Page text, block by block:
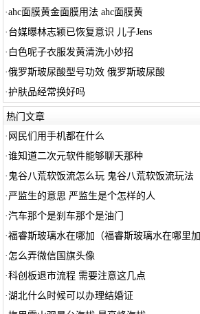
·ahc面膜黄金面膜用法 ahc面膜黄
· 台媒曝林志颖已恢复意识 儿子Jens
· 白色呢子衣服发黄清洗小妙招
·俄罗斯玻尿酸型号功效 俄罗斯玻尿酸
·护肤品经常换好吗
热门文章
· 网民们用手机都在什么
·谁知道二次元软件能够聊天那种
· 鬼谷八荒软饭流怎么玩 鬼谷八荒软饭流玩法
· 严监生的意思 严监生是个怎样的人
·汽车那个是刹车那个是油门
·福睿斯玻璃水在哪加（福睿斯玻璃水在哪里加
· 怎么弄微信国旗头像
·科创板退市流程 需要注意这几点
·湖北什么时候可以办理结婚证